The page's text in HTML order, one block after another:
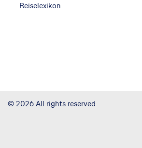
Reiselexikon
©2026All rights reserved